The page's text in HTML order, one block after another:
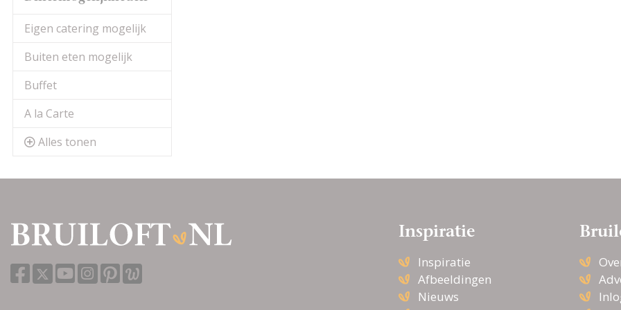
Eigen catering mogelijk
Buiten eten mogelijk
Buffet
A la Carte
Alles tonen
Inspiratie
Inspiratie
Afbeeldingen
Nieuws